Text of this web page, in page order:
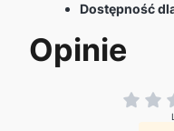
Dostępność
Opinie